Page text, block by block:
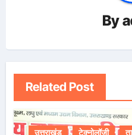
By
Related Post
उत्तराखंड टेक्नोलॉजी